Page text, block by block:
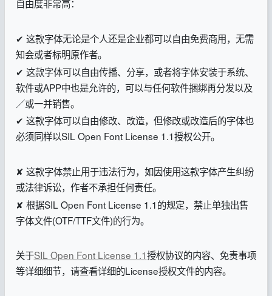
自由度非常高：
✔ 这款字体无论是个人还是企业都可以自由免费商用，无需
知会或者标明原作者。
✔ 这款字体可以自由传播、分享，或者将字体安装于系统、
软件或APP中也是允许的，可以与任何软件捆绑再分发以及
／或一并销售。
✔ 这款字体可以自由修改、改造，但修改或改造后的字体也
必须同样以SIL Open Font License 1.1授权公开。
✘ 这款字体禁止用于违法行为，如因使用这款字体产生纠纷
或法律诉讼，作者不承担任何责任。
✘ 根据SIL Open Font License 1.1的规定，禁止单独出售
字体文件(OTF/TTF文件)的行为。
关于SIL Open Font License 1.1授权协议的内容、免责事项
等详细细节，请查看详细的License授权文件的内容。